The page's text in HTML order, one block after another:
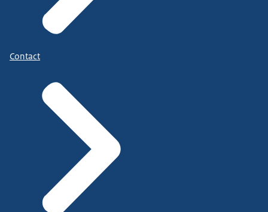
Contact